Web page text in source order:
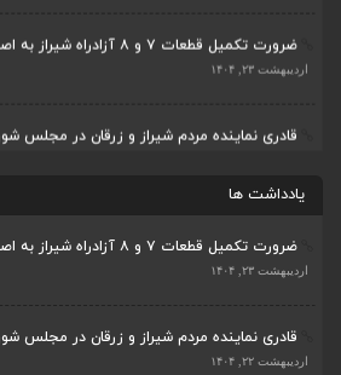
قادری نماینده مردم شیراز و زرقان در مجلس
اردیبهشت ۲۲, ۱۴۰۴
بررسی چالش‌های آبرسانی در شیراز و زرقان در
یادداشت ها
پیگیری دکتر قادری و سایر نمایندگان شیراز ارتق...
اردیبهشت ۲۳, ۱۴۰۴
قادری نماینده مردم شیراز و زرقان در مجلس
اردیبهشت ۲۲, ۱۴۰۴
بررسی چالش‌های آبرسانی در شیراز و زرقان در
اردیبهشت ۱۱, ۱۴۰۴